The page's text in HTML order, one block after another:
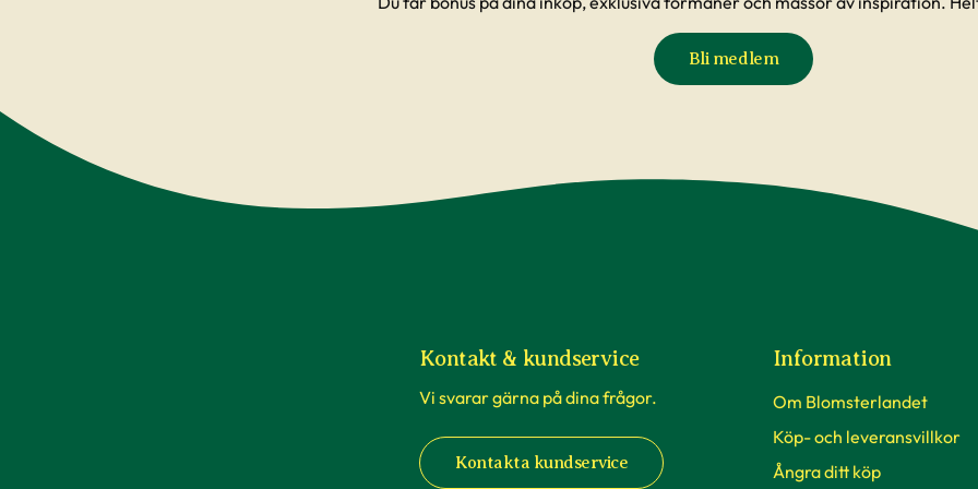
Vi hoppas självklart att dina nya växter ska passa fint där hemma och att du blir nöjd. För oss
är det viktigt att du lyckas med dina växter och därför erbjuder vi massa bra hjälp. Vi har ett
, där du kan söka bland frågor som andra
Bli medlem
Kontakt & kundservice
Vi svarar gärna på dina frågor.
Kontakta kundservice
Information
Om Blomsterlandet
Köp- och leveransvillkor
Ångra ditt köp